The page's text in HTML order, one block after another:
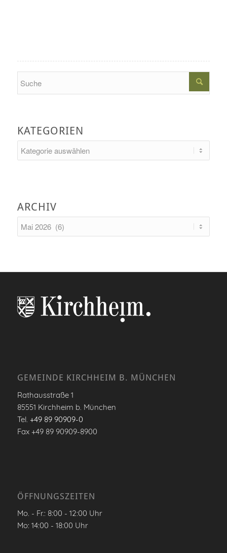
KATEGORIEN
ARCHIV
GEMEINDE KIRCHHEIM B. MÜNCHEN
Rathausstraße 1
85551 Kirchheim b. München
Tel. +49 89 90909-0
Fax +49 89 90909-8900
ÖFFNUNGSZEITEN
Mo. - Fr.: 8:00 - 12:00 Uhr
Mo: 14:00 - 18:00 Uhr